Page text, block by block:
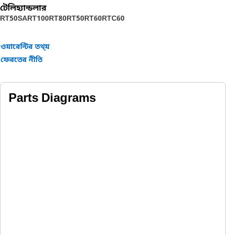
টেলিহ্যান্ডলার
RT50SART100RT80RT50RT60RTC60
ওয়ারেন্টির তথ্য়
ফেরতের নীতি
Parts Diagrams